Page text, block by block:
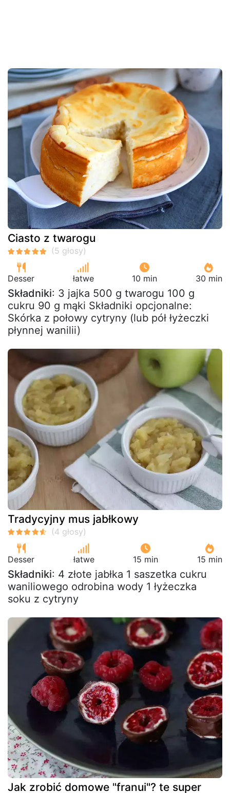
Ciasto z twarogu
Desser łatwe 10 min 30 min
Składniki: 3 jajka 500 g twarogu 100 g
cukru 90 g mąki Składniki opcjonalne:
Skórka z połowy cytryny (lub pół łyżeczki
płynnej wanilii)
Tradycyjny mus jabłkowy
Desser łatwe 15 min 15 min
Składniki: 4 złote jabłka 1 saszetka cukru
waniliowego odrobina wody 1 łyżeczka
soku z cytryny
Jak zrobić domowe "franui"? te super